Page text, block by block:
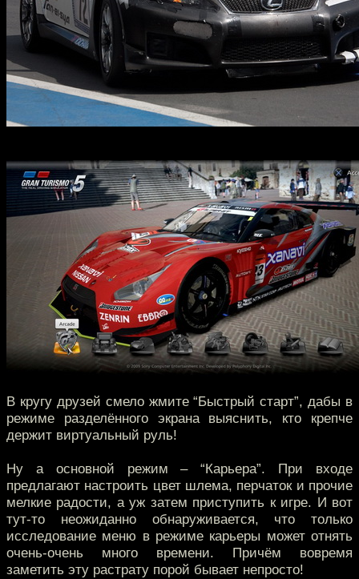
В кругу друзей смело жмите “Быстрый старт”, дабы в
режиме разделённого экрана выяснить, кто крепче
держит виртуальный руль!
Ну а основной режим – “Карьера”. При входе
предлагают настроить цвет шлема, перчаток и прочие
мелкие радости, а уж затем приступить к игре. И вот
тут-то неожиданно обнаруживается, что только
исследование меню в режиме карьеры может отнять
очень-очень много времени. Причём вовремя
заметить эту растрату порой бывает непросто!